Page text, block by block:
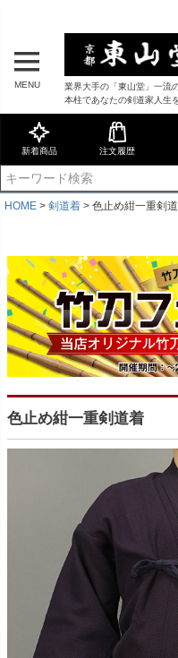
MENU
業界大手の「東山堂」一流
本柱であなたの剣道家人生
新着商品 注文履歴
HOME 剣道着 色止め紺一重剣
色止め紺一重剣道着